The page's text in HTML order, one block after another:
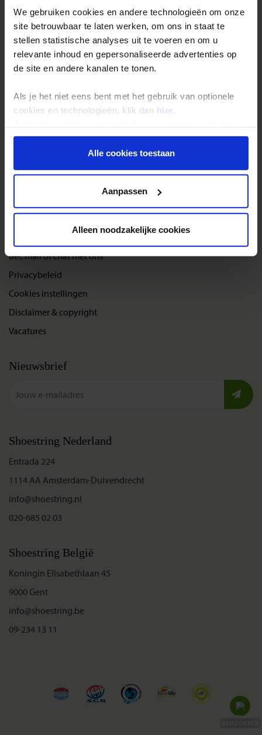
We gebruiken cookies en andere technologieën om onze
site betrouwbaar te laten werken, om ons in staat te
stellen statistische analyses uit te voeren en om u
relevante inhoud en gepersonaliseerde advertenties op
de site en andere kanalen te tonen.
Als je het niet eens bent met het gebruik van optionele
cookies en technologieën, klik dan hier .
onder aan de pagina op elk gewenst moment voor de
toekomst wijzigen.Alle cookies toestaan
Aanpassen
Alleen noodzakelijke cookies
Duurzaam reizen
Reis- en annuleringsvoorwaarden
Veelgestelde vragen
Inloggen op mijn.Shoestring
Reisthema's
Single reizen
Gegarandeerde reizen
Over Shoestring
Bel, mail of chat met ons
Privacybeleid
Cookies instellingen
Disclaimer & copyright
Vacatures
Nieuwsbrief
Shoestring Nederland
Entrada 224
1114 AA Amsterdam-Duivendrecht
info@shoestring.nl
020-685 02 03
Shoestring België
Koningin Elisabethlaan 45
9000 Gent
info@shoestring.be
09-234 13 11